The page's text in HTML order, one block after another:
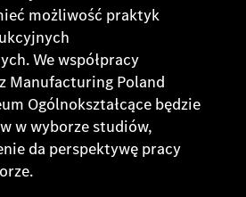
możliwość praktyk
We współpracy
Manufacturing Poland
Ogólnokształcące będzie
w wyborze studiów,
da perspektywę pracy